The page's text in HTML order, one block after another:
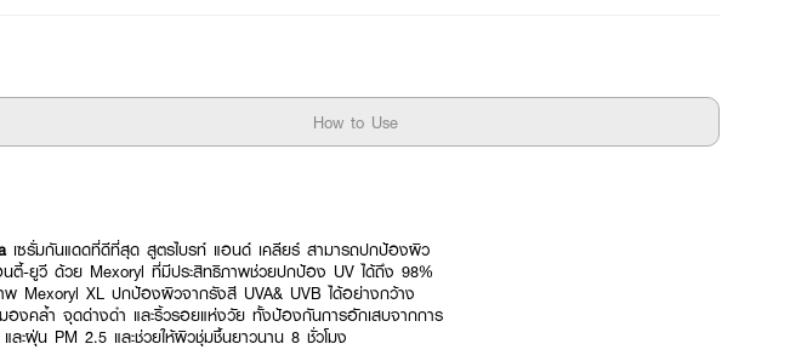
How to Use
เซรั่มกันแดดที่ดีที่สุด สูตรไบรท์ แอนด์ เคลียร์ สามารถปกป้องผิว
นตี้-ยูวี ด้วย Mexoryl ที่มีประสิทธิภาพช่วยปกป้อง UV ได้ถึง 98%
พ Mexoryl XL ปกป้องผิวจากรังสี UVA& UVB ได้อย่างกว้าง
งคล้ำ จุดด่างดำ และริ้วรอยแห่งวัย ทั้งป้องกันการอักเสบจากการ
ะฝุ่น PM 2.5 และช่วยให้ผิวชุ่มชื้นยาวนาน 8 ชั่วโมง